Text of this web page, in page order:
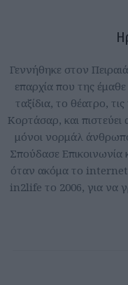
Γεννήθηκε στον
επαρχία που της
ταξίδια, το θέατρο,
Κορτάσαρ, και πιστεύει
μόνοι νορμάλ
Σπούδασε
όταν ακόμα το internet
in2life το 2006, για να